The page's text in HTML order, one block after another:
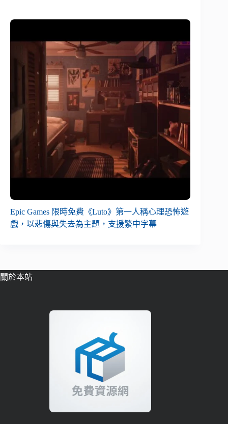
Epic Games 限時免費《Luto》第一人稱心理恐怖遊
戲，以悲傷與失去為主題，支援繁中字幕
關於本站